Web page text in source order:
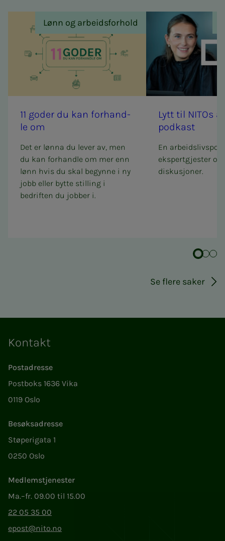
11 go­­­der du kan for­hand­­­
le om
Det er lønna du lever av, men
du kan forhandle om mer enn
lønn hvis du skal begynne i ny
jobb eller bytte stilling i
bedriften du jobber i.
Lønn og arbeidsforhold
Lytt til NITOs
podkast
En
ekspertgjester
diskusjoner.
Se flere saker
Kontakt
Postadresse
Postboks 1636 Vika
0119 Oslo
Besøksadresse
Støperigata 1
0250 Oslo
Medlemstjenester
Ma.–fr. 09.00 til 15.00
22 05 35 00
epost@nito.no